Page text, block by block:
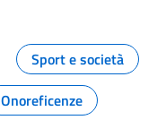
Sport e società
Onoreficenze